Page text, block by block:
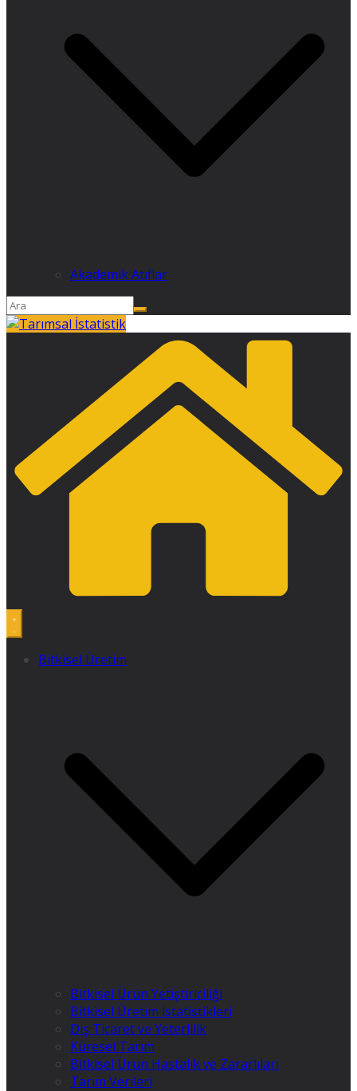
Akademik Atıflar
Bitkisel Üretim
Bitkisel Ürün Yetiştiriciliği
Bitkisel Üretim İstatistikleri
Dış Ticaret ve Yeterlilik
Küresel Tarım
Bitkisel Ürün Hastalık ve Zararlıları
Tarım Verileri